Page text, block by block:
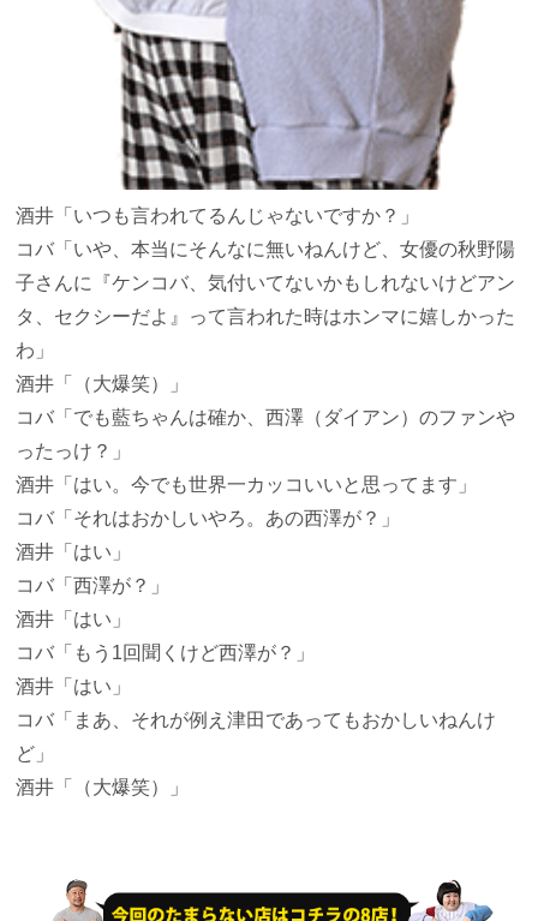
酒井 「いつも言われてるんじゃないですか？」
コバ 「いや、本当にそんなに無いねんけど、女優の秋野陽
子さんに『ケンコバ、気付いてないかもしれないけどアン
タ、セクシーだよ』って言われた時はホンマに嬉しかった
わ」
酒井 「（大爆笑）」
コバ 「でも藍ちゃんは確か、西澤（ダイアン）のファンや
ったっけ？」
酒井 「はい。今でも世界一カッコいいと思ってます」
コバ 「それはおかしいやろ。あの西澤が？」
酒井 「はい」
コバ 「西澤が？」
酒井 「はい」
コバ 「もう1回聞くけど西澤が？」
酒井 「はい」
コバ 「まあ、それが例え津田であってもおかしいねんけ
ど」
酒井 「（大爆笑）」